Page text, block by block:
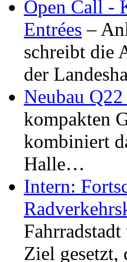
Open Call -
Entrées –
schreibt die
der
Neubau
kompakten
kombiniert
Halle…
Intern:
Ziel gesetzt,